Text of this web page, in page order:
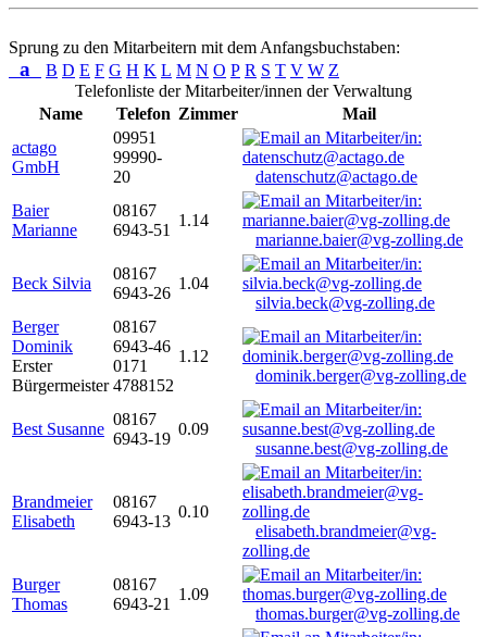
Sprung zu den Mitarbeitern mit dem Anfangsbuchstaben:
a B D E F G H K L M N O P R S T V W Z
Telefonliste der Mitarbeiter/innen der Verwaltung
Name
Telefon Zimmer
Mail
actago
GmbH
09951
99990-
20
datenschutz@actago.de
Baier
Marianne
08167
6943-51
1.14
marianne.baier@vg-zolling.de
Beck Silvia
08167
6943-26
1.04
silvia.beck@vg-zolling.de
Berger
Dominik
Erster
Bürgermeister
08167
6943-46
0171
4788152
1.12
dominik.berger@vg-zolling.de
Best Susanne
08167
6943-19
0.09
susanne.best@vg-zolling.de
Brandmeier
Elisabeth
08167
6943-13
0.10
elisabeth.brandmeier@vg-
zolling.de
Burger
Thomas
08167
6943-21
1.09
thomas.burger@vg-zolling.de